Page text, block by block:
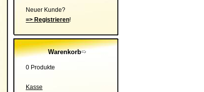
Neuer Kunde?
=> Registrieren!
Warenkorb
0 Produkte
Kasse